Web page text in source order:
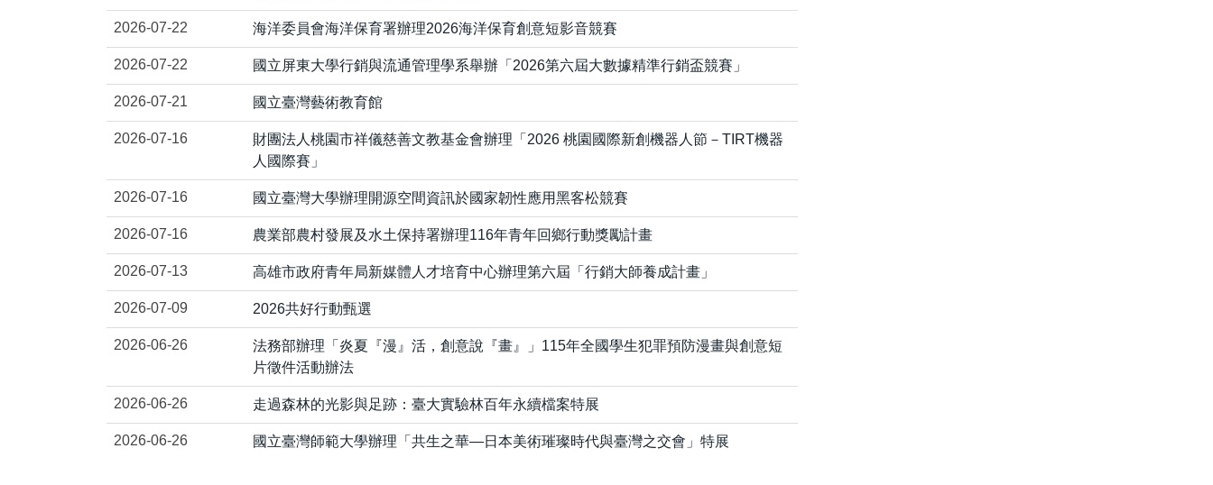
2026-07-22 海洋委員會海洋保育署辦理2026海洋保育創意短影音競賽
2026-07-22 國立屏東大學行銷與流通管理學系舉辦「2026第六屆大數據精準行銷盃競賽」
2026-07-21 國立臺灣藝術教育館
2026-07-16
財團法人桃園市祥儀慈善文教基金會辦理「2026 桃園國際新創機器人節－TIRT機器
人國際賽」
2026-07-16 國立臺灣大學辦理開源空間資訊於國家韌性應用黑客松競賽
2026-07-16 農業部農村發展及水土保持署辦理116年青年回鄉行動獎勵計畫
2026-07-13 高雄市政府青年局新媒體人才培育中心辦理第六屆「行銷大師養成計畫」
2026-07-09 2026共好行動甄選
2026-06-26
法務部辦理「炎夏『漫』活，創意說『畫』」115年全國學生犯罪預防漫畫與創意短
片徵件活動辦法
2026-06-26 走過森林的光影與足跡：臺大實驗林百年永續檔案特展
2026-06-26 國立臺灣師範大學辦理「共生之華—日本美術璀璨時代與臺灣之交會」特展